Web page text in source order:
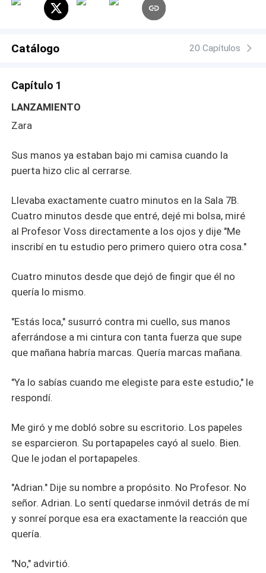
formas. Sobre la encimera de la cocina mientras ella
dormía a metros de distancia. Estaba el desconocido
diera. Que me había estado observando durante más
Sobre por qué realmente me eligieron. Sobre qué tan
profunda era la obsesión antes de que yo cruzara esa
experimento sin grupo de control. Es lo que ocurre
habitación llena de hombres dispuestos a dárselo todo y
tomar todo a cambio. Advertencia. Esta historia es
hará que tu pulso se dispare y tu piel arda. Si buscas algo
dulce, cierra este libro. Si estás lista para sentirlo todo, da
vuelta a la página.
Catálogo 20 Capítulos
Capítulo 1
LANZAMIENTO
Zara
Sus manos ya estaban bajo mi camisa cuando la
puerta hizo clic al cerrarse.
Llevaba exactamente cuatro minutos en la Sala 7B.
Cuatro minutos desde que entré, dejé mi bolsa, miré
al Profesor Voss directamente a los ojos y dije "Me
inscribí en tu estudio pero primero quiero otra cosa."
Cuatro minutos desde que dejó de fingir que él no
quería lo mismo.
"Estás loca," susurró contra mi cuello, sus manos
aferrándose a mi cintura con tanta fuerza que supe
que mañana habría marcas. Quería marcas mañana.
"Ya lo sabías cuando me elegiste para este estudio," le
respondí.
Me giró y me dobló sobre su escritorio. Los papeles
se esparcieron. Su portapapeles cayó al suelo. Bien.
Que le jodan el portapapeles.
"Adrian." Dije su nombre a propósito. No Profesor. No
señor. Adrian. Lo sentí quedarse inmóvil detrás de mí
y sonreí porque esa era exactamente la reacción que
quería.
"No," advirtió.